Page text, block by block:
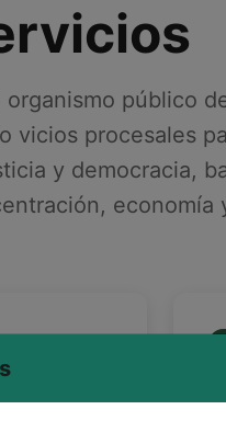
público
procesales
y democracia,
economía